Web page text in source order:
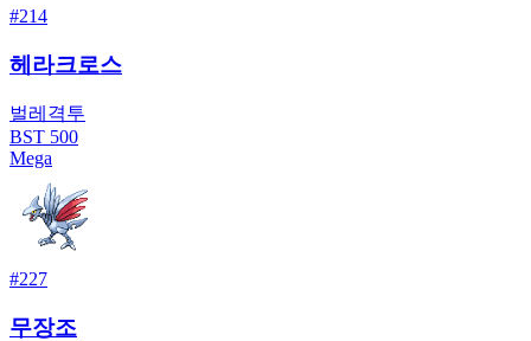
#214
헤라크로스
벌레 격투
BST 500
Mega
#227
무장조